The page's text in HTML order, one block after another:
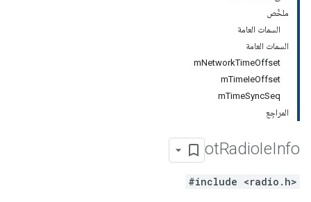
ملخّص
السمات العامة
السمات العامة
mNetworkTimeOffset
mTimeIeOffset
mTimeSyncSeq
المراجِع
otRadioIeInfo
#include <radio.h>